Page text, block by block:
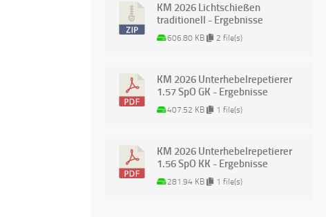
KM 2026 Lichtschießen
traditionell - Ergebnisse
606.80 KB 2 file(s)
KM 2026 Unterhebelrepetierer
1.57 SpO GK - Ergebnisse
407.52 KB 1 file(s)
KM 2026 Unterhebelrepetierer
1.56 SpO KK - Ergebnisse
281.94 KB 1 file(s)